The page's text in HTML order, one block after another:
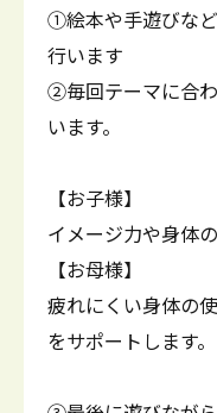
①絵本や手遊びな
行います
②毎回テーマに合
います。
【お子様】
イメージ力や身体
【お母様】
疲れにくい身体の
をサポートします。